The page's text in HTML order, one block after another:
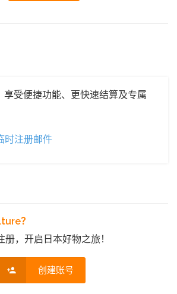
享受便捷功能、更快速结算及专属
时注册邮件
？
，开启日本好物之旅！
创建账号